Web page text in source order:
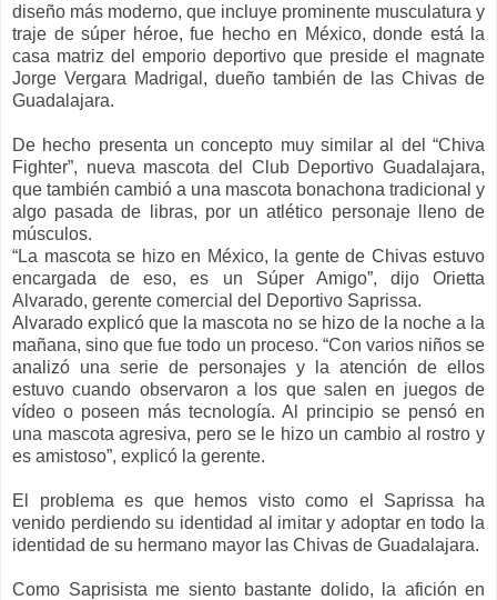
diseño más moderno, que incluye prominente musculatura y
traje de súper héroe, fue hecho en México, donde está la
casa matriz del emporio deportivo que preside el magnate
Jorge Vergara Madrigal, dueño también de las Chivas de
Guadalajara.
De hecho presenta un concepto muy similar al del “Chiva
Fighter”, nueva mascota del Club Deportivo Guadalajara,
que también cambió a una mascota bonachona tradicional y
algo pasada de libras, por un atlético personaje lleno de
músculos.
“La mascota se hizo en México, la gente de Chivas estuvo
encargada de eso, es un Súper Amigo”, dijo Orietta
Alvarado, gerente comercial del Deportivo Saprissa.
Alvarado explicó que la mascota no se hizo de la noche a la
mañana, sino que fue todo un proceso. “Con varios niños se
analizó una serie de personajes y la atención de ellos
estuvo cuando observaron a los que salen en juegos de
vídeo o poseen más tecnología. Al principio se pensó en
una mascota agresiva, pero se le hizo un cambio al rostro y
es amistoso”, explicó la gerente.
El problema es que hemos visto como el Saprissa ha
venido perdiendo su identidad al imitar y adoptar en todo la
identidad de su hermano mayor las Chivas de Guadalajara.
Como Saprisista me siento bastante dolido, la afición en